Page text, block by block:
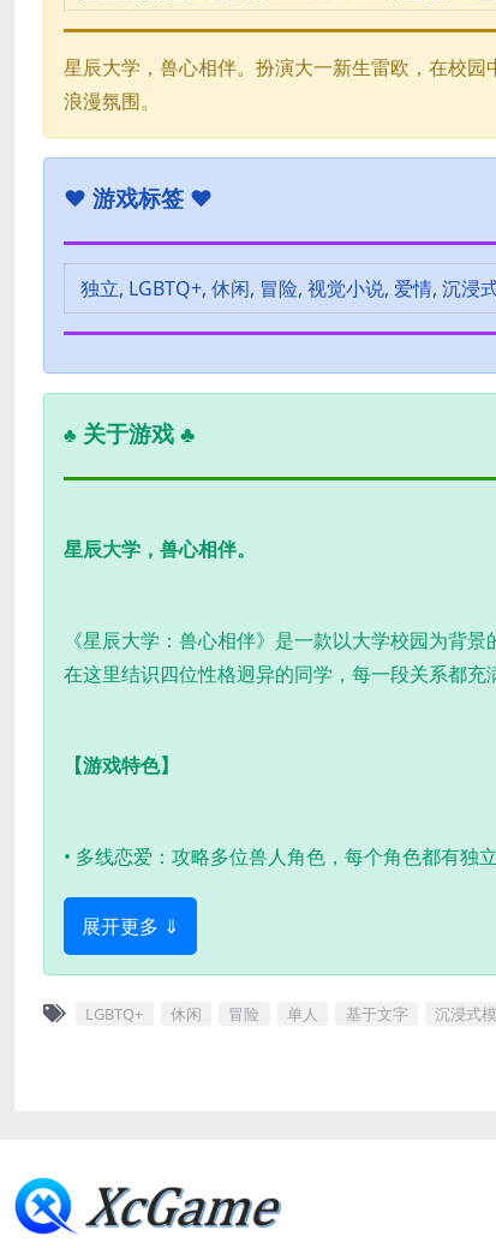
星辰大学，兽心相伴。扮演大一新生雷欧，在校园
浪漫氛围。
♥ 游戏标签 ♥
独立, LGBTQ+, 休闲, 冒险, 视觉小说, 爱情, 沉浸
♣ 关于游戏 ♣
星辰大学，兽心相伴。
《星辰大学：兽心相伴》是一款以大学校园为背
在这里结识四位性格迥异的同学，每一段关系都充
【游戏特色】
• 多线恋爱：攻略多位兽人角色，每个角色都有独
展开更多 ⇓
LGBTQ+ 休闲 冒险 单人 基于文字 沉浸式